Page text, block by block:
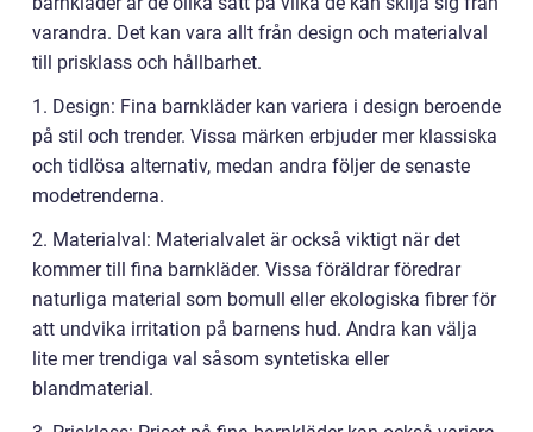
varandra. Det kan vara allt från design och materialval
till prisklass och hållbarhet.
1. Design: Fina barnkläder kan variera i design beroende
på stil och trender. Vissa märken erbjuder mer klassiska
och tidlösa alternativ, medan andra följer de senaste
modetrenderna.
2. Materialval: Materialvalet är också viktigt när det
kommer till fina barnkläder. Vissa föräldrar föredrar
naturliga material som bomull eller ekologiska fibrer för
att undvika irritation på barnens hud. Andra kan välja
lite mer trendiga val såsom syntetiska eller
blandmaterial.